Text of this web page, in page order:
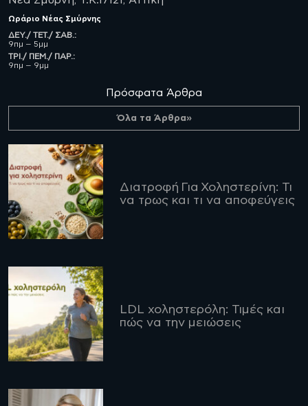
Ωράριο Νέας Σμύρνης
ΔΕΥ./ ΤΕΤ./ ΣΑΒ.:
9πμ – 5μμ
ΤΡΙ./ ΠΕΜ./ ΠΑΡ.:
9πμ – 9μμ
Πρόσφατα Άρθρα
Όλα τα Άρθρα»
Διατροφή Για Χοληστερίνη: Τι
να τρως και τι να αποφεύγεις
LDL χοληστερόλη: Τιμές και
πώς να την μειώσεις